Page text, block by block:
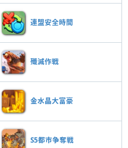
連盟安全時間
殲滅作戦
金水晶大富豪
S5都市争奪戦